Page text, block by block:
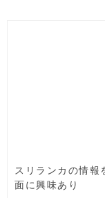
スリランカの情報
面に興味あり